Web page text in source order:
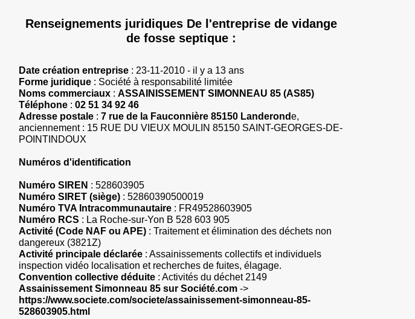
Renseignements juridiques De l'entreprise de vidange
de fosse septique :
Date création entreprise : 23-11-2010 - il y a 13 ans
Forme juridique : Société à responsabilité limitée
Noms commerciaux : ASSAINISSEMENT SIMONNEAU 85 (AS85)
Téléphone : 02 51 34 92 46
Adresse postale : 7 rue de la Fauconnière 85150 Landeronde,
anciennement : 15 RUE DU VIEUX MOULIN 85150 SAINT-GEORGES-DE-
POINTINDOUX
Numéros d'identification
Numéro SIREN : 528603905
Numéro SIRET (siège) : 52860390500019
Numéro TVA Intracommunautaire : FR49528603905
Numéro RCS : La Roche-sur-Yon B 528 603 905
Activité (Code NAF ou APE) : Traitement et élimination des déchets non
dangereux (3821Z)
Activité principale déclarée : Assainissements collectifs et individuels
inspection vidéo localisation et recherches de fuites, élagage.
Convention collective déduite : Activités du déchet 2149
Assainissement Simonneau 85 sur Société.com ->
https://www.societe.com/societe/assainissement-simonneau-85-
528603905.html